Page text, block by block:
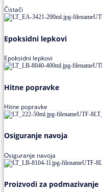
Čistači
Epoksidni lepkovi
Epoksidni lepkovi
Hitne popravke
Hitne popravke
Osiguranje navoja
Osiguranje navoja
Proizvodi za podmazivanje